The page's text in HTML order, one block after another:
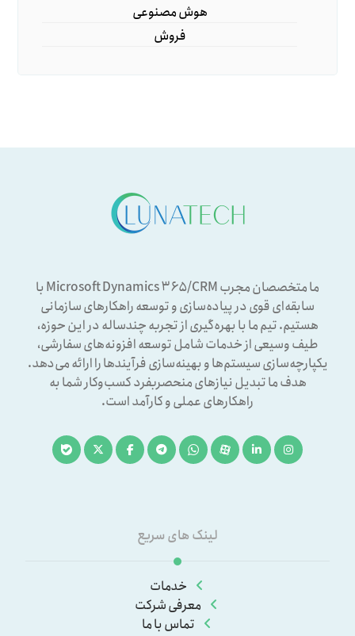
هوش مصنوعی
فروش
ما متخصصان مجرب Microsoft Dynamics ۳۶۵/CRM با
سابقه‌ای قوی در پیاده‌سازی و توسعه راهکارهای سازمانی
هستیم. تیم ما با بهره‌گیری از تجربه چندساله در این حوزه،
طیف وسیعی از خدمات شامل توسعه افزونه‌های سفارشی،
یکپارچه‌سازی سیستم‌ها و بهینه‌سازی فرآیندها را ارائه می‌دهد.
هدف ما تبدیل نیازهای منحصربفرد کسب‌وکار شما به
راهکارهای عملی و کارآمد است.
لینک های سریع
خدمات
معرفی شرکت
تماس با ما